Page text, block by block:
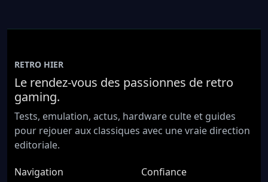
RETRO HIER
Le rendez-vous des passionnes de retro
gaming.
Tests, emulation, actus, hardware culte et guides
pour rejouer aux classiques avec une vraie direction
editoriale.
Navigation
Confiance